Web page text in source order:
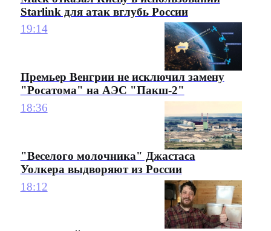
Starlink для атак вглубь России
19:14
Премьер Венгрии не исключил замену
"Росатома" на АЭС "Пакш-2"
18:36
"Веселого молочника" Джастаса
Уолкера выдворяют из России
18:12